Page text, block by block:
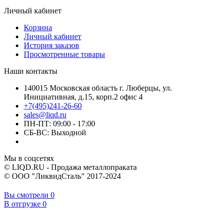
Личный кабинет
Корзина
Личный кабинет
История заказов
Просмотренные товары
Наши контакты
140015 Московская область г. Люберцы, ул.
Инициативная, д.15, корп.2 офис 4
+7(495)241-26-60
sales@liqd.ru
ПН-ПТ: 09:00 - 17:00
СБ-ВС: Выходной
Мы в соцсетях
© LIQD.RU - Продажа металлопраката
© ООО "ЛиквидСталь" 2017-2024
Вы смотрели 0
В отгрузке 0